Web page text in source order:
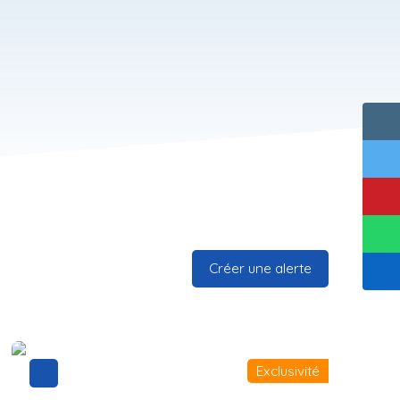
Créer une alerte
Exclusivité